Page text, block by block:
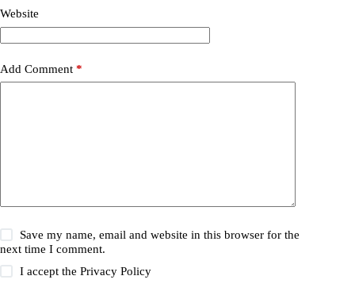
Website
Add Comment *
Save my name, email and website in this browser for the
next time I comment.
I accept thePrivacy Policy